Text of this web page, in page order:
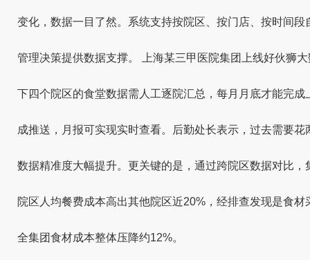
变化，数据一目了然。系统支持按院区、按门店、按时间
管理决策提供数据支撑。 上海某三甲医院集团上线好伙狮
下四个院区的食堂数据需人工逐院汇总，每月月底才能完
成推送，月报可实现实时查看。后勤处长表示，过去需要
数据精准度大幅提升。更关键的是，通过跨院区数据对比
院区人均餐费成本高出其他院区近20%，经排查发现是食
全集团食材成本整体压降约12%。